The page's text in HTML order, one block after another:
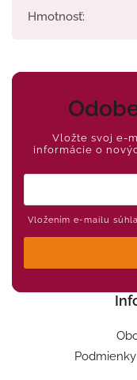
Hmotnosť:
Vložte svoj e-
informácie o
Vložením e-mailu